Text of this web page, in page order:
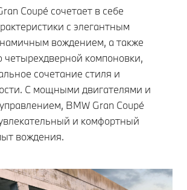
Coupé сочетает в себе
с элегантным
вождением, а также
четырехдверной компоновки,
сочетание стиля и
С мощными двигателями и
BMW Gran Coupé
и комфортный
вождения.